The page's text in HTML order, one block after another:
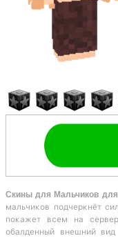
Скины для Мальчиков
мальчиков подчеркнёт
покажет всем на
обалденный внешний